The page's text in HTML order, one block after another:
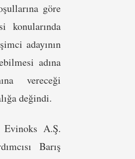
göre
konularında
adayının
adına
vereceği
değindi.
A.Ş.
Barış